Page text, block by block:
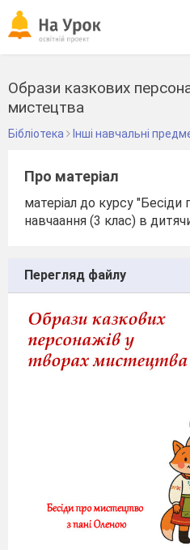
Образи казкових
мистецтва
Бібліотека Інші навчальні
Про матеріал
матеріал до курсу "Бесіди
навчаання (3 клас) в
Перегляд файлу